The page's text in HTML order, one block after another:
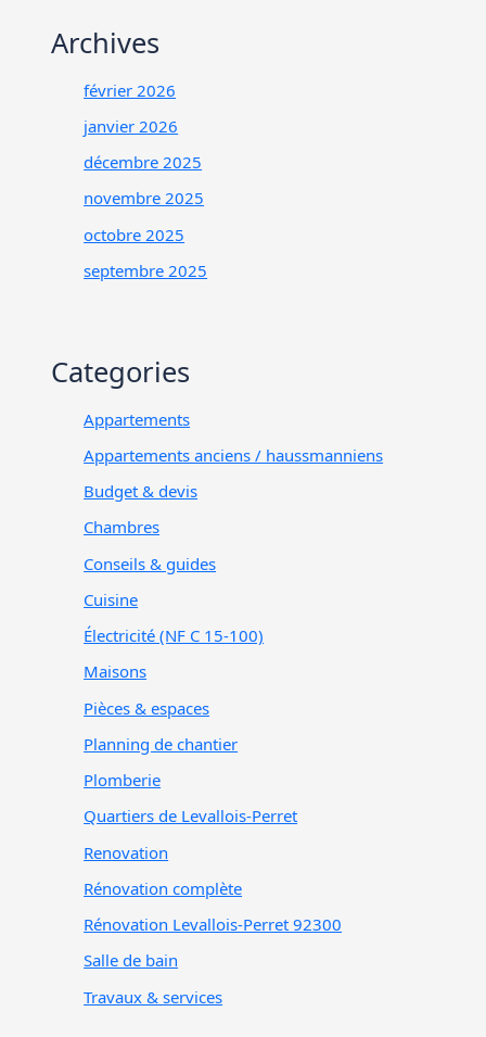
Archives
février 2026
janvier 2026
décembre 2025
novembre 2025
octobre 2025
septembre 2025
Categories
Appartements
Appartements anciens / haussmanniens
Budget & devis
Chambres
Conseils & guides
Cuisine
Électricité (NF C 15-100)
Maisons
Pièces & espaces
Planning de chantier
Plomberie
Quartiers de Levallois-Perret
Renovation
Rénovation complète
Rénovation Levallois-Perret 92300
Salle de bain
Travaux & services